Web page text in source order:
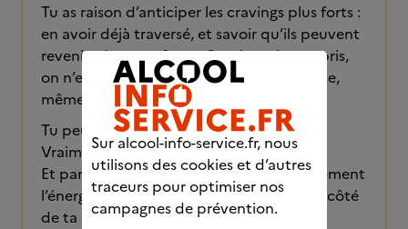
Tu as raison d’anticiper les cravings plus forts :
en avoir déjà traversé, et savoir qu’ils peuvent
revenir, c’est une force. On n’est plus surpris,
on n’est plus démuni. On sait que ça passe,
même quand ça secoue.
Tu peux être fier du chemin accompli.
Vraiment.
Et partir courir pour fêter ça, c’est exactement
l’énergie qu’il faut : tu mets ton corps du côté
de ta décision.
Sur alcool-info-service.fr, nous
utilisons des cookies et d’autres
traceurs pour optimiser nos
campagnes de prévention.